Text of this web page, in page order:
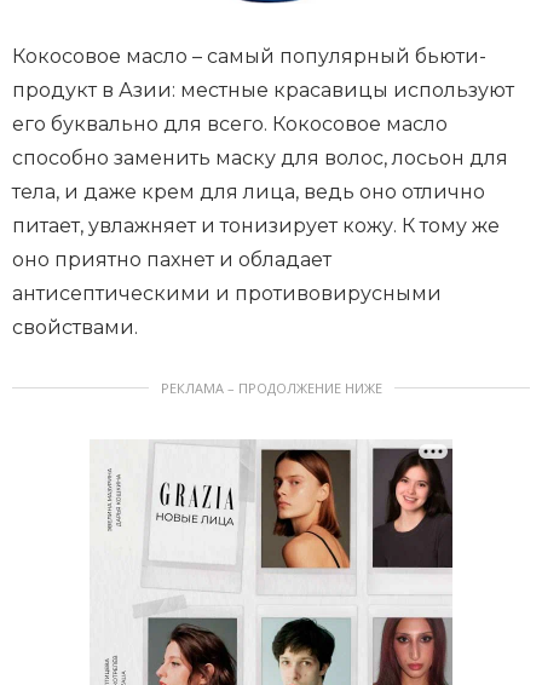
Кокосовое масло – самый популярный бьюти-
продукт в Азии: местные красавицы используют
его буквально для всего. Кокосовое масло
способно заменить маску для волос, лосьон для
тела, и даже крем для лица, ведь оно отлично
питает, увлажняет и тонизирует кожу. К тому же
оно приятно пахнет и обладает
антисептическими и противовирусными
свойствами.
РЕКЛАМА – ПРОДОЛЖЕНИЕ НИЖЕ